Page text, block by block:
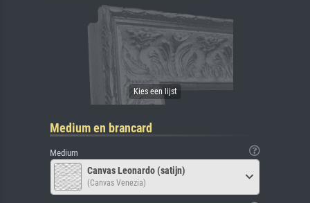
Medium en brancard
Medium
Canvas Leonardo (satijn)
(Canvas Venezia)